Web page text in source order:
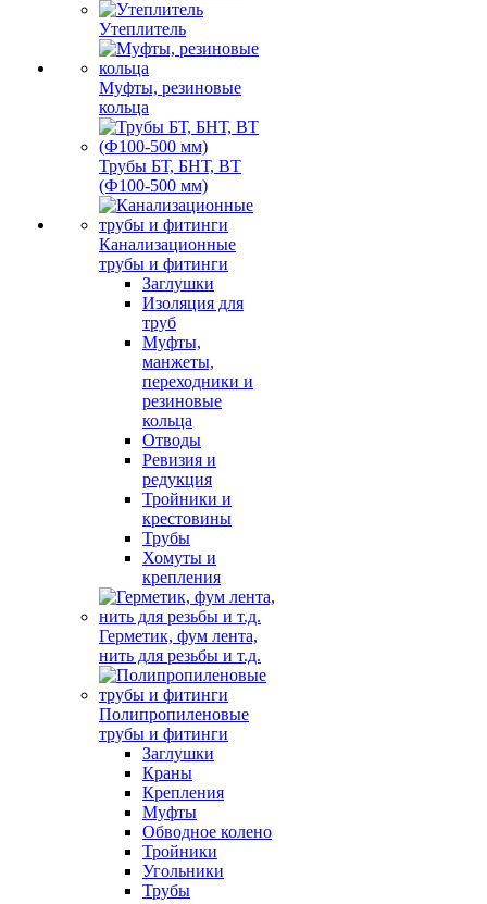
Утеплитель
Муфты, резиновые
кольца
Трубы БТ, БНТ, ВТ
(Ф100-500 мм)
Канализационные
трубы и фитинги
Заглушки
Изоляция для
труб
Муфты,
манжеты,
переходники и
резиновые
кольца
Отводы
Ревизия и
редукция
Тройники и
крестовины
Трубы
Хомуты и
крепления
Герметик, фум лента,
нить для резьбы и т.д.
Полипропиленовые
трубы и фитинги
Заглушки
Краны
Крепления
Муфты
Обводное колено
Тройники
Угольники
Трубы